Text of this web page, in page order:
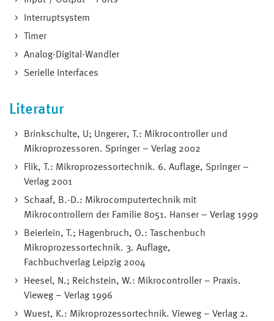
Interruptsystem
Timer
Analog-Digital-Wandler
Serielle Interfaces
Literatur
Brinkschulte, U; Ungerer, T.: Mikrocontroller und
Mikroprozessoren. Springer – Verlag 2002
Flik, T.: Mikroprozessortechnik. 6. Auflage, Springer –
Verlag 2001
Schaaf, B.-D.: Mikrocomputertechnik mit
Mikrocontrollern der Familie 8051. Hanser – Verlag 1999
Beierlein, T.; Hagenbruch, O.: Taschenbuch
Mikroprozessortechnik. 3. Auflage,
Fachbuchverlag Leipzig 2004
Heesel, N.; Reichstein, W.: Mikrocontroller – Praxis.
Vieweg – Verlag 1996
Wuest, K.: Mikroprozessortechnik. Vieweg – Verlag 2.